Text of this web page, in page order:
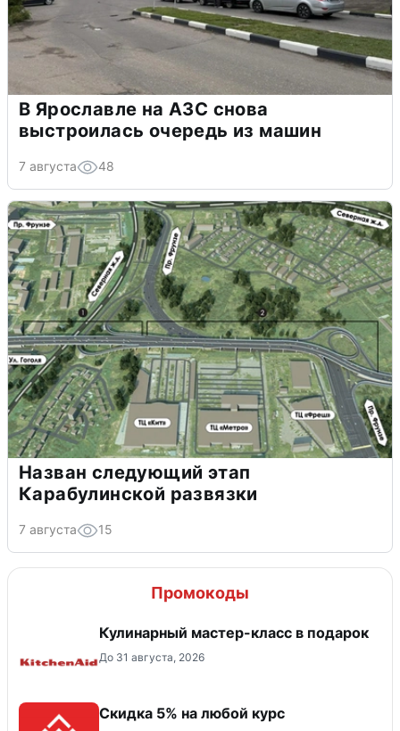
В Ярославле на АЗС снова
выстроилась очередь из машин
7 августа 48
Назван следующий этап
Карабулинской развязки
7 августа 15
Промокоды
Кулинарный мастер-класс в подарок
До 31 августа, 2026
Скидка 5% на любой курс